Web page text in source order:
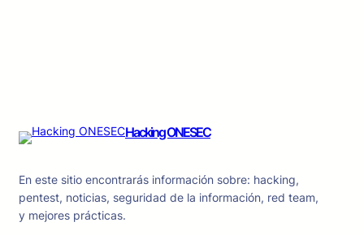
Hacking ONESEC
En este sitio encontrarás información sobre: hacking,
pentest, noticias, seguridad de la información, red team,
y mejores prácticas.